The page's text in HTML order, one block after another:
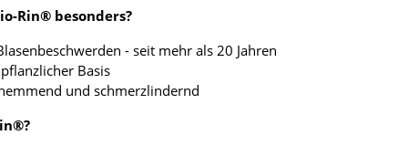
Rin® besonders?
- seit mehr als 20 Jahren
Basis
und schmerzlindernd